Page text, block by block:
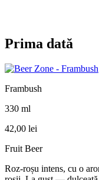
Prima dată
Frambush
330 ml
42,00 lei
Fruit Beer
Roz-roșu intens, cu o